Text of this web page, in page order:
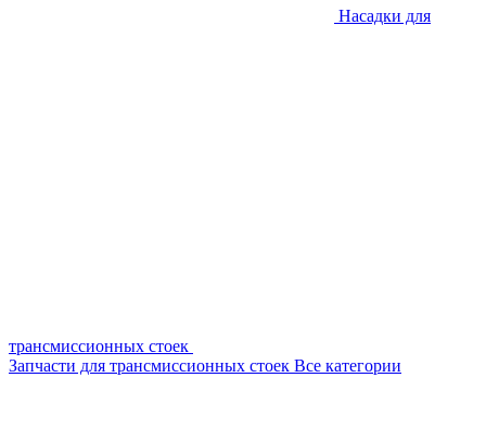
Насадки для
трансмиссионных стоек
Запчасти для трансмиссионных стоек Все категории